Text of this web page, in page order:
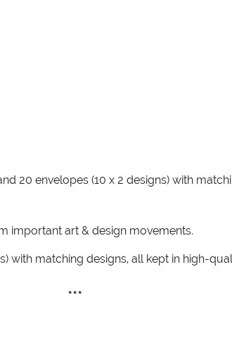
20 envelopes (10 x 2 designs) with
important art & design movements.
with matching designs, all kept in high-
***